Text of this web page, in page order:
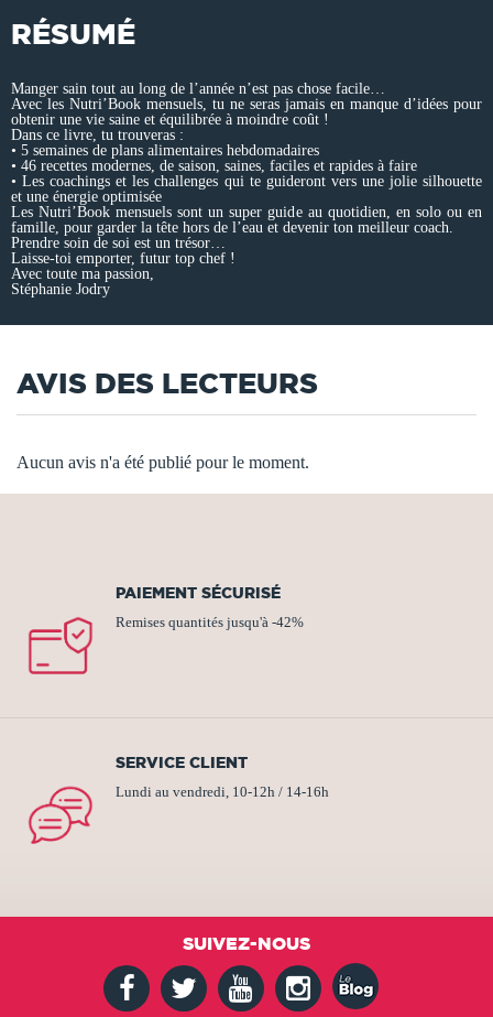
RÉSUMÉ
Manger sain tout au long de l’année n’est pas chose facile…
Avec les Nutri’Book mensuels, tu ne seras jamais en manque d’idées pour
obtenir une vie saine et équilibrée à moindre coût !
Dans ce livre, tu trouveras :
• 5 semaines de plans alimentaires hebdomadaires
• 46 recettes modernes, de saison, saines, faciles et rapides à faire
• Les coachings et les challenges qui te guideront vers une jolie silhouette
et une énergie optimisée
Les Nutri’Book mensuels sont un super guide au quotidien, en solo ou en
famille, pour garder la tête hors de l’eau et devenir ton meilleur coach.
Prendre soin de soi est un trésor…
Laisse-toi emporter, futur top chef !
Avec toute ma passion,
Stéphanie Jodry
AVIS DES LECTEURS
Aucun avis n'a été publié pour le moment.
PAIEMENT SÉCURISÉ
Remises quantités jusqu'à -42%
SERVICE CLIENT
Lundi au vendredi, 10-12h / 14-16h
SUIVEZ-NOUS